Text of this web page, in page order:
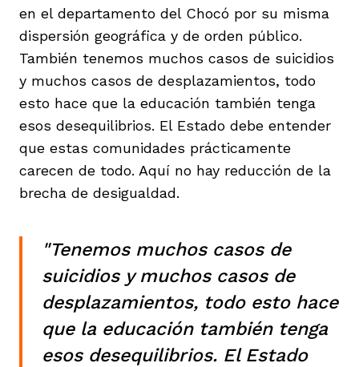
en el departamento del Chocó por su misma
dispersión geográfica y de orden público.
También tenemos muchos casos de suicidios
y muchos casos de desplazamientos, todo
esto hace que la educación también tenga
esos desequilibrios. El Estado debe entender
que estas comunidades prácticamente
carecen de todo. Aquí no hay reducción de la
brecha de desigualdad.
"Tenemos muchos casos de
suicidios y muchos casos de
desplazamientos, todo esto hace
que la educación también tenga
esos desequilibrios. El Estado